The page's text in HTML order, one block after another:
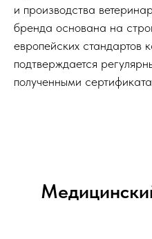
и производства
бренда основана на
европейских стандартов
подтверждается
полученными